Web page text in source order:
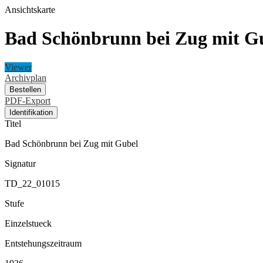
Ansichtskarte
Bad Schönbrunn bei Zug mit
Viewer
Archivplan
Bestellen
PDF-Export
Identifikation
Titel
Bad Schönbrunn bei Zug mit Gubel
Signatur
TD_22_01015
Stufe
Einzelstueck
Entstehungszeitraum